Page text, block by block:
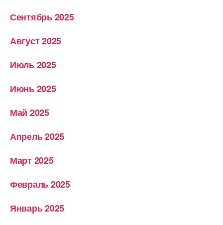
Сентябрь 2025
Август 2025
Июль 2025
Июнь 2025
Май 2025
Апрель 2025
Март 2025
Февраль 2025
Январь 2025